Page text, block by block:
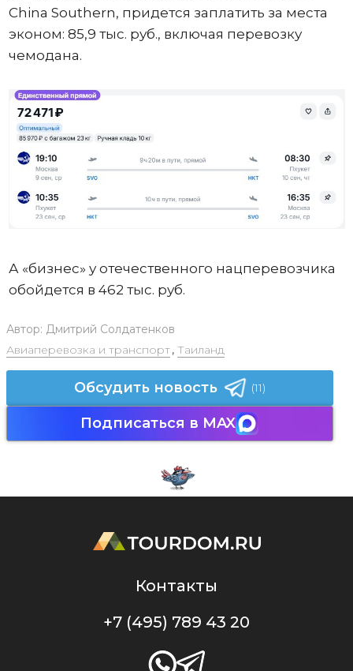
China Southern, придется заплатить за места
эконом: 85,9 тыс. руб., включая перевозку
чемодана.
А «бизнес» у отечественного нацперевозчика
обойдется в 462 тыс. руб.
Автор: Дмитрий Солдатенков
Авиаперевозка и транспорт, Таиланд
Обсудить новость (11)
Подписаться в MAX
Контакты
+7 (495) 789 43 20